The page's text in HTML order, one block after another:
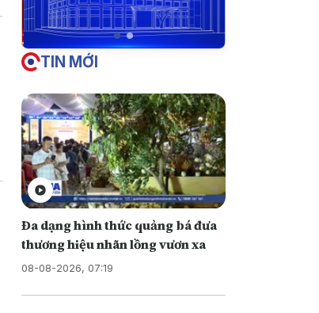
TIN MỚI
Đa dạng hình thức quảng bá đưa
thương hiệu nhãn lồng vươn xa
08-08-2026, 07:19